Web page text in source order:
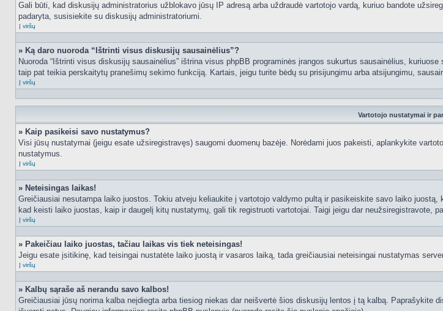
Gali būti, kad diskusijų administratorius užblokavo jūsų IP adresą arba uždraudė vartotojo vardą, kuriuo bandote
padaryta, susisiekite su diskusijų administratoriumi.
Į viršų
» Ką daro nuoroda “Ištrinti visus diskusijų sausainėlius”?
Nuoroda “Ištrinti visus diskusijų sausainėlius” ištrina visus phpBB programinės įrangos sukurtus sausainėlius,
taip pat teikia perskaitytų pranešimų sekimo funkciją. Kartais, jeigu turite bėdų su prisijungimu arba atsijungimu,
Į viršų
Vartotojo nustatymai ir
» Kaip pasikeisi savo nustatymus?
Visi jūsų nustatymai (jeigu esate užsiregistravęs) saugomi duomenų bazėje. Norėdami juos pakeisti, aplankykite
nustatymus.
Į viršų
» Neteisingas laikas!
Greičiausiai nesutampa laiko juostos. Tokiu atveju keliaukite į vartotojo valdymo pultą ir pasikeiskite savo laiko
kad keisti laiko juostas, kaip ir daugelį kitų nustatymų, gali tik registruoti vartotojai. Taigi jeigu dar neužsiregistravote,
Į viršų
» Pakeičiau laiko juostas, tačiau laikas vis tiek neteisingas!
Jeigu esate įsitikinę, kad teisingai nustatėte laiko juostą ir vasaros laiką, tada greičiausiai neteisingai nustatymas
Į viršų
» Kalbų sąraše aš nerandu savo kalbos!
Greičiausiai jūsų norima kalba neįdiegta arba tiesiog niekas dar neišvertė šios diskusijų lentos į tą kalbą.